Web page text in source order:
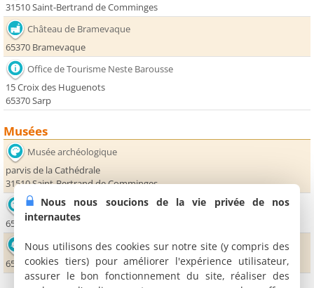
31510 Saint-Bertrand de Comminges
Château de Bramevaque
65370 Bramevaque
Office de Tourisme Neste Barousse
15 Croix des Huguenots
65370 Sarp
Musées
Musée archéologique
parvis de la Cathédrale
31510 Saint-Bertrand de Comminges
Maison des Sources
65370 Mauléon Barousse
Grottes de Gargas
65660 Aventignan
Nous nous soucions de la vie privée de nos
internautes
Nous utilisons des cookies sur notre site (y compris des
cookies tiers) pour améliorer l'expérience utilisateur,
assurer le bon fonctionnement du site, réaliser des